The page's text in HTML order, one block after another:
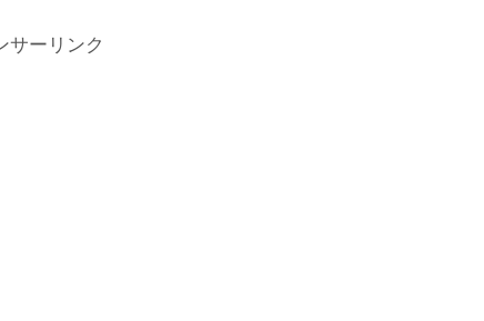
サーリンク